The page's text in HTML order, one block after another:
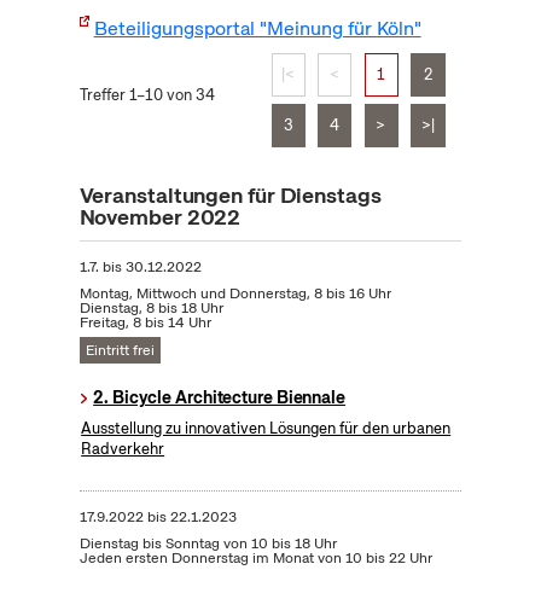
Beteiligungsportal "Meinung für Köln"
Treffer 1–10 von 34
|< < 1 2
3 4 > >|
Veranstaltungen für Dienstags
November 2022
1.7. bis30.12.2022
Montag, Mittwoch und Donnerstag, 8 bis 16 Uhr
Dienstag, 8 bis 18 Uhr
Freitag, 8 bis 14 Uhr
Eintritt frei
2. Bicycle Architecture Biennale
Ausstellung zu innovativen Lösungen für den urbanen
Radverkehr
17.9.2022bis22.1.2023
Dienstag bis Sonntag von 10 bis 18 Uhr
Jeden ersten Donnerstag im Monat von 10 bis 22 Uhr